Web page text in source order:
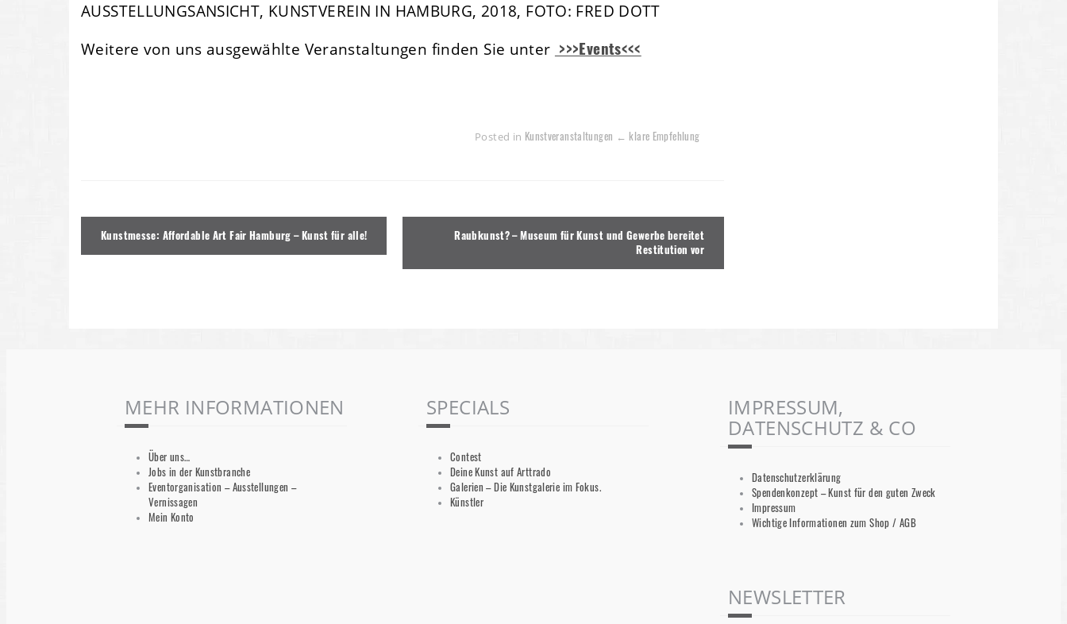
AUSSTELLUNGSANSICHT, KUNSTVEREIN IN HAMBURG, 2018, FOTO: FRED DOTT
Weitere von uns ausgewählte Veranstaltungen finden Sie unter >>>Events<<<
Posted in Kunstveranstaltungen ← klare Empfehlung
Beitragsnavigation
Kunstmesse: Affordable Art Fair Hamburg – Kunst für alle!
Raubkunst? – Museum für Kunst und Gewerbe bereitet
Restitution vor
MEHR INFORMATIONEN
Über uns…
Jobs in der Kunstbranche
Eventorganisation – Ausstellungen –
Vernissagen
Mein Konto
SPECIALS
Contest
Deine Kunst auf Arttrado
Galerien – Die Kunstgalerie im Fokus.
Künstler
IMPRESSUM,
DATENSCHUTZ & CO
Datenschutzerklärung
Spendenkonzept – Kunst für den guten Zweck
Impressum
Wichtige Informationen zum Shop / AGB
NEWSLETTER